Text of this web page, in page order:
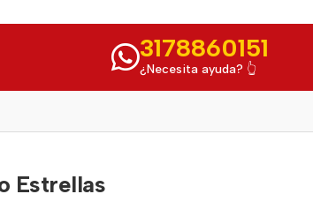
3178860151
¿Necesita ayuda? 👆
Estrellas